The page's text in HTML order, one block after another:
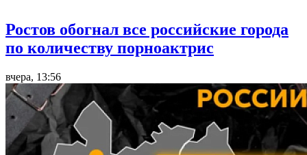
Ростов обогнал все российские города
по количеству порноактрис
вчера, 13:56